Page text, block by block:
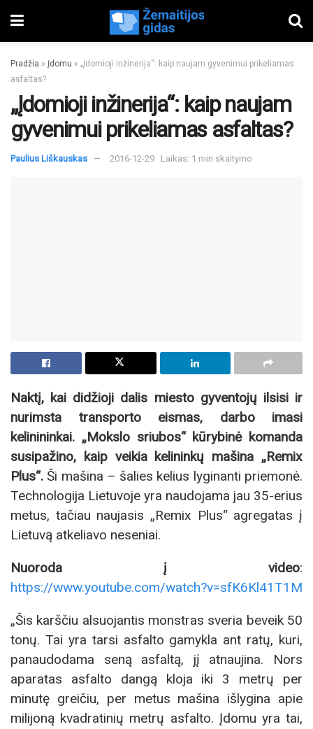
Pradžia » Įdomu » „Įdomioji inžinerija“: kaip naujam gyvenimui prikeliamas
asfaltas?
„Įdomioji inžinerija“: kaip naujam
gyvenimui prikeliamas asfaltas?
Paulius Liškauskas 2016-12-29 Laikas: 1 min skaitymo
Naktį, kai didžioji dalis miesto gyventojų ilsisi ir
nurimsta transporto eismas, darbo imasi
kelinininkai. „Mokslo sriubos“ kūrybinė komanda
susipažino, kaip veikia kelininkų mašina „Remix
Plus“. Ši mašina – šalies kelius lyginanti priemonė.
Technologija Lietuvoje yra naudojama jau 35-erius
metus, tačiau naujasis „Remix Plus“ agregatas į
Lietuvą atkeliavo neseniai.
Nuoroda į video:
https://www.youtube.com/watch?v=sfK6Kl41T1M
„Šis karščiu alsuojantis monstras sveria beveik 50
tonų. Tai yra tarsi asfalto gamykla ant ratų, kuri,
panaudodama seną asfaltą, jį atnaujina. Nors
aparatas asfalto dangą kloja iki 3 metrų per
minutę greičiu, per metus mašina išlygina apie
milijoną kvadratinių metrų asfalto. Įdomu yra tai,